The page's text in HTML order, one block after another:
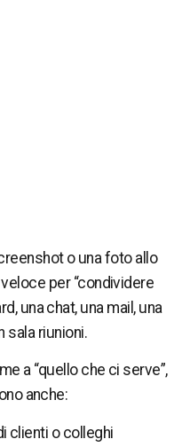
o una foto allo
per “condividere
una chat, una mail, una
sala riunioni.
a “quello che ci serve”,
anche:
clienti o colleghi